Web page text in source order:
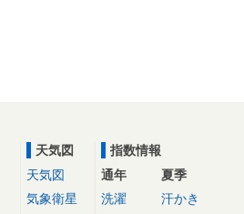
天気図
天気図
気象衛星
指数情報
通年
洗濯
夏季
汗かき